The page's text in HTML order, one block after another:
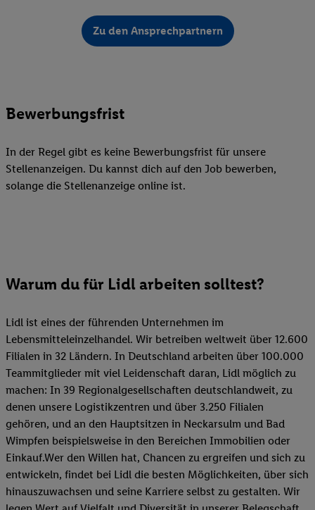
Zu den Ansprechpartnern
Bewerbungsfrist
In der Regel gibt es keine Bewerbungsfrist für unsere
Stellenanzeigen. Du kannst dich auf den Job bewerben,
solange die Stellenanzeige online ist.
Warum du für Lidl arbeiten solltest?
Lidl ist eines der führenden Unternehmen im
Lebensmitteleinzelhandel. Wir betreiben weltweit über 12.600
Filialen in 32 Ländern. In Deutschland arbeiten über 100.000
Teammitglieder mit viel Leidenschaft daran, Lidl möglich zu
machen: In 39 Regionalgesellschaften deutschlandweit, zu
denen unsere Logistikzentren und über 3.250 Filialen
gehören, und an den Hauptsitzen in Neckarsulm und Bad
Wimpfen beispielsweise in den Bereichen Immobilien oder
Einkauf.Wer den Willen hat, Chancen zu ergreifen und sich zu
entwickeln, findet bei Lidl die besten Möglichkeiten, über sich
hinauszuwachsen und seine Karriere selbst zu gestalten. Wir